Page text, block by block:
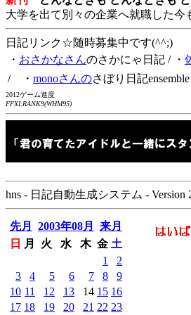
大学を出て別々の企業へ就職した
日記リンク☆随時募集中です(^^;)
・ おさかなさんのさかにゃ日記 / ・
/ ・ monoさんのさぼり日記ensemble
2012ゲーム進度
FFXI:RANK9(WHM95)
hns - 日記自動生成システム - Version
先月 2003年08月
来月
日
月 火 水 木 金 土
1
2
3
4 5 6 7 8
9
10 11 12 13 14 15 16
17 18 19 20 21 22 23